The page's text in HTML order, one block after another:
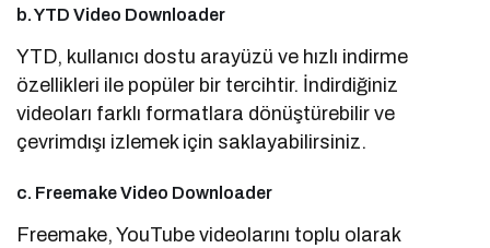
b. YTD Video Downloader
YTD, kullanıcı dostu arayüzü ve hızlı indirme
özellikleri ile popüler bir tercihtir. İndirdiğiniz
videoları farklı formatlara dönüştürebilir ve
çevrimdışı izlemek için saklayabilirsiniz.
c. Freemake Video Downloader
Freemake, YouTube videolarını toplu olarak